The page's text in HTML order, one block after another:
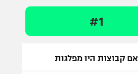
#1
אם קבוצות היו מפלגות